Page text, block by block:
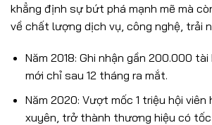
khẳng định sự bứt phá mạnh mẽ mà
về chất lượng dịch vụ, công nghệ, trải
Năm 2018: Ghi nhận gần 200.000
mới chỉ sau 12 tháng ra mắt.
Năm 2020: Vượt mốc 1 triệu hội
xuyên, trở thành thương hiệu có